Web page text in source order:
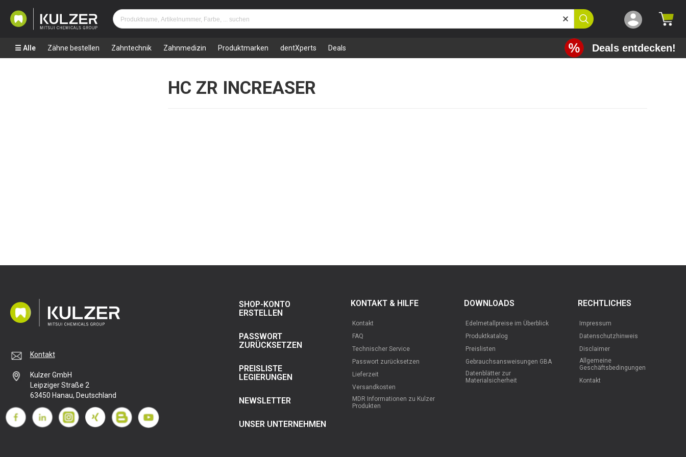
Alle Zähne bestellen Zahntechnik Zahnmedizin Produktmarken dentXperts Deals Deals entdecken!
HC ZR INCREASER
Kontakt
Kulzer GmbH
Leipziger Straße 2
63450 Hanau, Deutschland
SHOP-KONTO
ERSTELLEN
PASSWORT
ZURÜCKSETZEN
PREISLISTE
LEGIERUNGEN
NEWSLETTER
UNSER UNTERNEHMEN
KONTAKT & HILFE
Kontakt
FAQ
Technischer Service
Passwort zurücksetzen
Lieferzeit
Versandkosten
MDR Informationen zu Kulzer
Produkten
DOWNLOADS
Edelmetallpreise im Überblick
Produktkatalog
Preislisten
Gebrauchsansweisungen GBA
Datenblätter zur
Materialsicherheit
RECHTLICHES
Impressum
Datenschutzhinweis
Disclaimer
Allgemeine
Geschäftsbedingungen
Kontakt